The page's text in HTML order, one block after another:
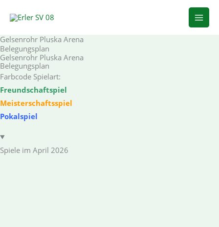
Inhalt
Gelsenrohr Pluska Arena
Belegungsplan
Gelsenrohr Pluska Arena
Belegungsplan
Farbcode Spielart:
Freundschaftspiel
Meisterschaftsspiel
Pokalspiel
Spiele im April 2026